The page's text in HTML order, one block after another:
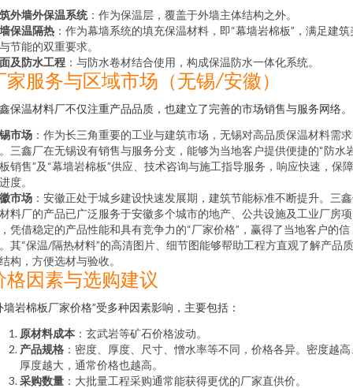
外墙外保温系统：作为保温层，覆盖于外墙主体结构之外。
保温隔热 ：作为幕墙系统的填充保温材料，即“幕墙岩棉板”，满足建筑
节能的双重要求。
及防水工程 ：与防水卷材结合使用，构成保温防水一体化系统。
家服务与区域市场（无锡/安徽）
保温材料厂不仅注重产品品质，也建立了完善的市场销售与服务网络。
市场 ：作为长三角重要的工业与建筑市场，无锡对高品质保温材料需
三鑫厂在无锡设有销售与服务分支，能够为当地客户提供便捷的“防水
销售”及“幕墙岩棉板”供应、技术咨询与施工指导服务，响应快速，保
度。
市场 ：安徽正处于城乡建设快速发展期，建筑节能标准不断提升。三
料厂的产品已广泛服务于安徽多个城市的地产、公共设施及工业厂房项
凭借稳定的产品性能和具有竞争力的“厂家价格”，赢得了当地客户的信
其“保温/隔热材料”的高清图片、细节图能够帮助工程方直观了解产品
构，方便选材与验收。
格因素与选购建议
墙岩棉板厂家价格”受多种因素影响，主要包括：
原材料成本 ：玄武岩等矿石价格波动。
产品规格 ：密度、厚度、尺寸、憎水率等不同，价格各异。密度越高
厚度越大，通常价格也越高。
采购数量 ：大批量工程采购通常能获得更优的厂家直供价。